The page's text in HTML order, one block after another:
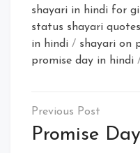
shayari in hindi for
status shayari quotes
in hindi / shayari on
promise day in hindi /
Post
navigation
Promise Day